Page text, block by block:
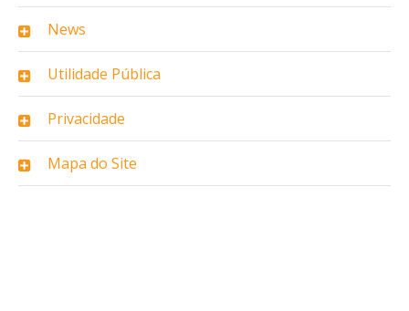
News
Utilidade Pública
Privacidade
Mapa do Site